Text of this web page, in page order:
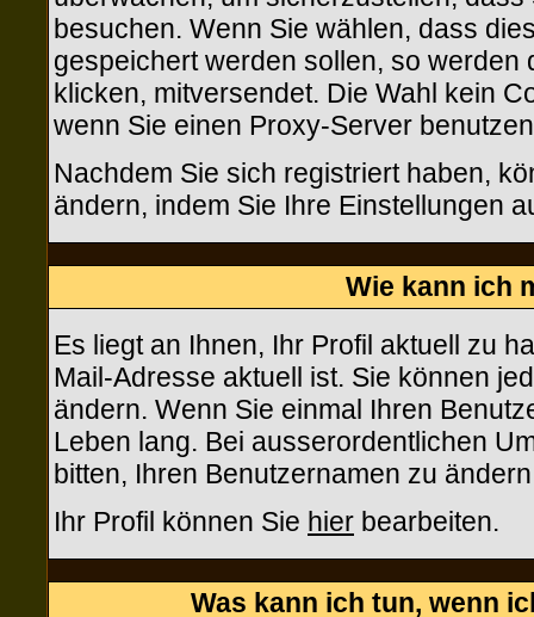
besuchen. Wenn Sie wählen, dass
gespeichert werden sollen, so werden
klicken, mitversendet. Die Wahl kein
wenn Sie einen Proxy-Server
Nachdem Sie sich registriert haben,
ändern, indem Sie Ihre Einstellungen
Wie kann ich
Es liegt an Ihnen, Ihr Profil aktuell zu
Mail-Adresse aktuell ist. Sie können
ändern. Wenn Sie einmal Ihren
Leben lang. Bei ausserordentlichen
bitten, Ihren Benutzernamen zu
Ihr Profil können Sie hier bearbeiten.
Was kann ich tun, wenn